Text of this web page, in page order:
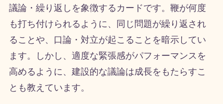
議論・繰り返しを象徴するカードです。鞭が何度
も打ち付けられるように、同じ問題が繰り返され
ることや、口論・対立が起こることを暗示してい
ます。しかし、適度な緊張感がパフォーマンスを
高めるように、建設的な議論は成長をもたらすこ
とも教えています。